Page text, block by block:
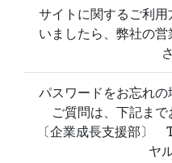
サイトに関するご利
いましたら、弊社の
パスワードをお忘れ
ご質問は、下記まで
〔企業成長支援部〕
ヤ